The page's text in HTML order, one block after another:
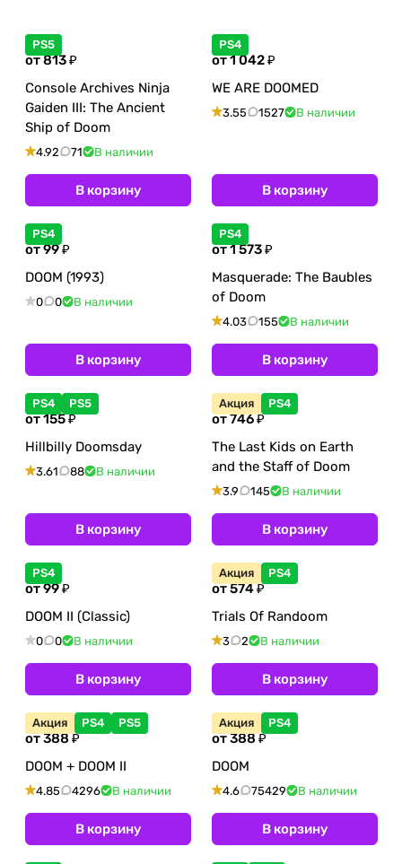
PS5
от 813 ₽
Console Archives Ninja
Gaiden III: The Ancient
Ship of Doom
4.92 71 В наличии
В корзину
PS4
от 1 042 ₽
WE ARE DOOMED
3.55 1527 В наличии
В корзину
PS4
от 99 ₽
DOOM (1993)
0 0 В наличии
В корзину
PS4
от 1 573 ₽
Masquerade: The Baubles
of Doom
4.03 155 В наличии
В корзину
PS4 PS5
от 155 ₽
Hillbilly Doomsday
3.61 88 В наличии
В корзину
Акция PS4
от 746 ₽
The Last Kids on Earth
and the Staff of Doom
3.9 145 В наличии
В корзину
PS4
от 99 ₽
DOOM II (Classic)
0 0 В наличии
В корзину
Акция PS4
от 574 ₽
Trials Of Randoom
3 2 В наличии
В корзину
Акция PS4 PS5
от 388 ₽
DOOM + DOOM II
4.85 4296 В наличии
В корзину
Акция PS4
от 388 ₽
DOOM
4.6 75429 В наличии
В корзину